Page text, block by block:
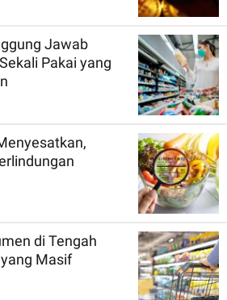
Jawab
Pakai yang
di Tengah
Masif